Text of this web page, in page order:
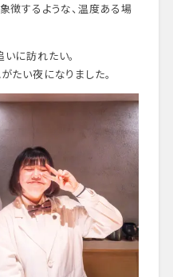
徴するような、温度ある場
に訪れたい。
たい夜になりました。